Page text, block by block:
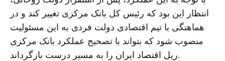
انتظار این بود که رئیس کل بانک مرکزی تغییر کند و در
هماهنگی با تیم اقتصادی دولت فردی به این مسئولیت
منصوب شود که بتواند با تصحیح عملکرد بانک مرکزی
ریل اقتصاد ایران را به مسیر درست بازگرداند.